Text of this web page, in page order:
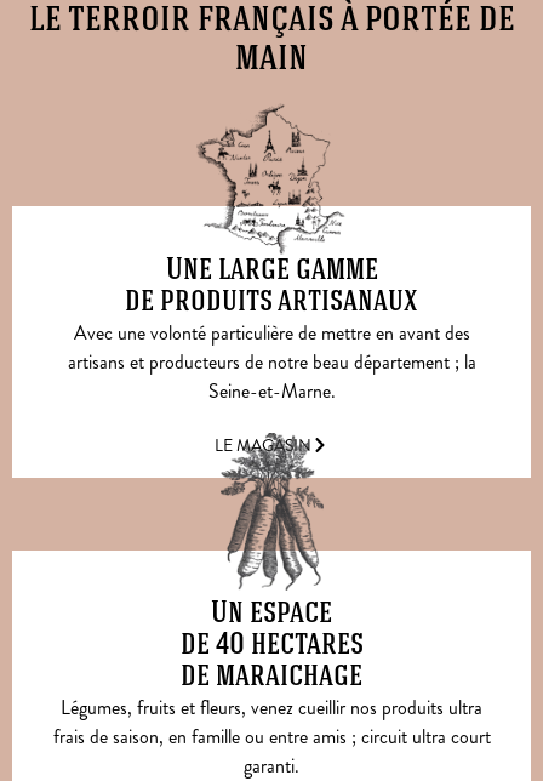
le terroir français à portée de
main
Une large gamme
de produits artisanaux
Avec une volonté particulière de mettre en avant des
artisans et producteurs de notre beau département ; la
Seine-et-Marne.
LE MAGASIN
Un espace
de 40 hectares
de maraichage
Légumes, fruits et fleurs, venez cueillir nos produits ultra
frais de saison, en famille ou entre amis ; circuit ultra court
garanti.